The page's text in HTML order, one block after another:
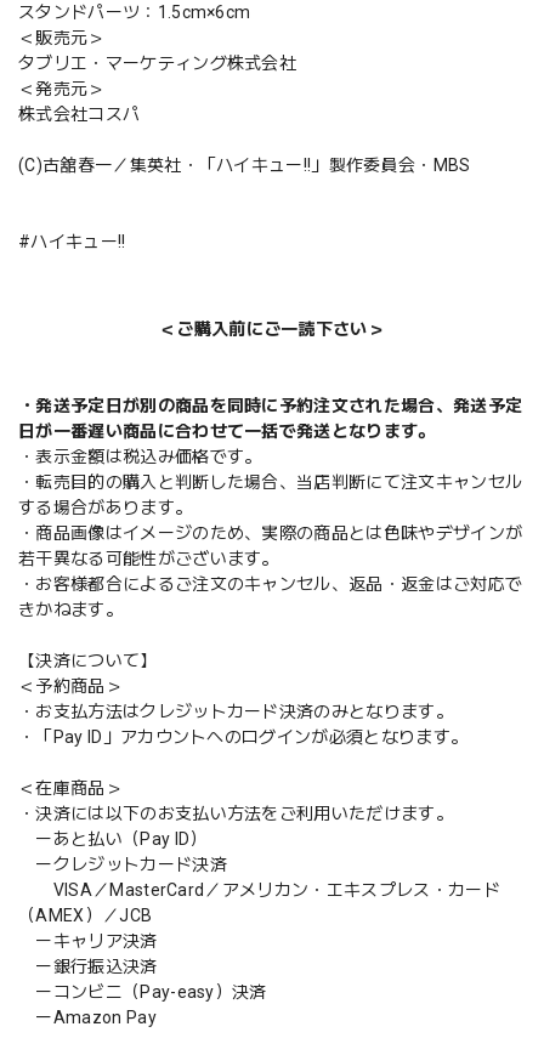
スタンドパーツ：1.5cm×6cm
＜販売元＞
タブリエ・マーケティング株式会社
＜発売元＞
株式会社コスパ
(C)古舘春一／集英社・「ハイキュー!!」製作委員会・MBS
#ハイキュー!!
＜ご購入前にご一読下さい＞
・発送予定日が別の商品を同時に予約注文された場合、発送予定
日が一番遅い商品に合わせて一括で発送となります。
・表示金額は税込み価格です。
・転売目的の購入と判断した場合、当店判断にて注文キャンセル
する場合があります。
・商品画像はイメージのため、実際の商品とは色味やデザインが
若干異なる可能性がございます。
・お客様都合によるご注文のキャンセル、返品・返金はご対応で
きかねます。
【決済について】
＜予約商品＞
・お支払方法はクレジットカード決済のみとなります。
・「Pay ID」アカウントへのログインが必須となります。
＜在庫商品＞
・決済には以下のお支払い方法をご利用いただけます。
ーあと払い（Pay ID）
ークレジットカード決済
VISA／MasterCard／アメリカン・エキスプレス・カード
（AMEX）／JCB
ーキャリア決済
ー銀行振込決済
ーコンビニ（Pay-easy）決済
ーAmazon Pay